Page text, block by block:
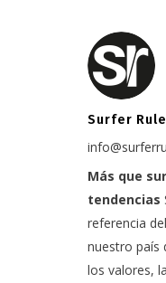
Surfer Rule
Más que
tendencias
referencia
nuestro país
los valores,